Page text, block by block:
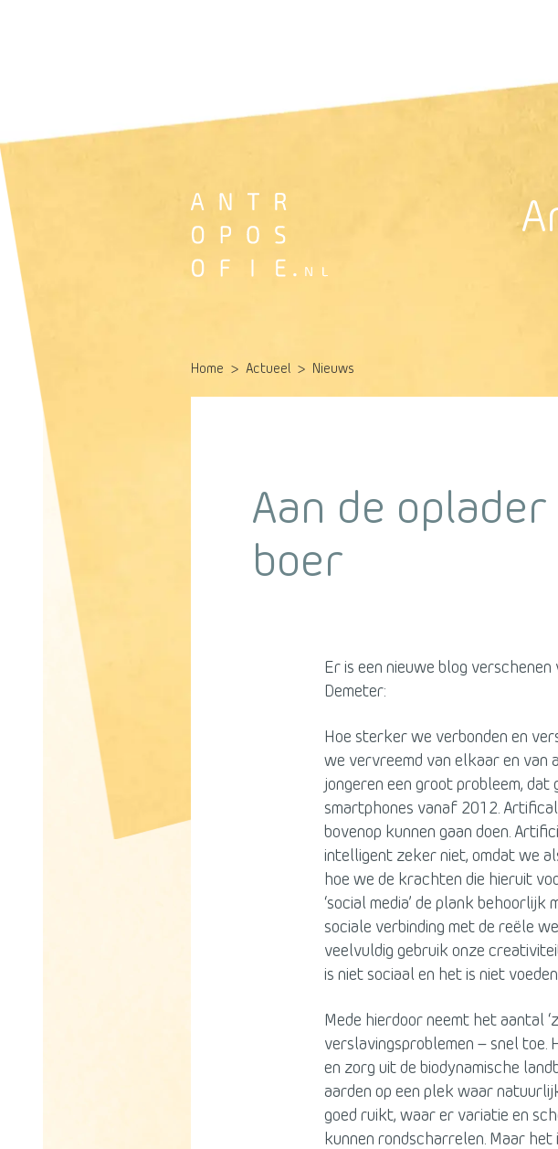
Home Actueel Nieuws
Aan de
boer
Er is een nieuwe blog
Demeter:
Hoe sterker we verbonden en
we vervreemd van elkaar en van
jongeren een groot probleem,
smartphones vanaf 2012.
bovenop kunnen gaan doen.
intelligent zeker niet, omdat we
hoe we de krachten die hieruit
‘social media’ de plank
sociale verbinding met de reële
veelvuldig gebruik onze
is niet sociaal en het is niet
Mede hierdoor neemt het aantal
verslavingsproblemen – snel toe.
en zorg uit de biodynamische
aarden op een plek waar
goed ruikt, waar er variatie en
kunnen rondscharrelen. Maar